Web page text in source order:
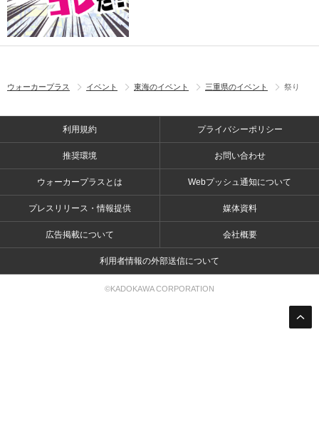
ウォーカープラス イベント 東海のイベント 三重県のイベント 祭り
利用規約 プライバシーポリシー
推奨環境 お問い合わせ
ウォーカープラスとは Webプッシュ通知について
プレスリリース・情報提供 媒体資料
広告掲載について 会社概要
利用者情報の外部送信について
©KADOKAWA CORPORATION